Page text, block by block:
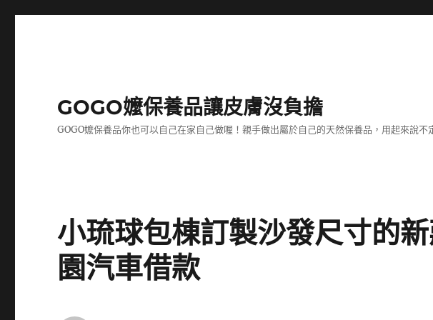
GOGO嬤保養品讓皮膚沒負擔
GOGO嬤保養品你也可以自己在家自己做喔！親手做出屬於自己的天然保養品，用起來說不
小琉球包棟訂製沙發尺寸的
園汽車借款